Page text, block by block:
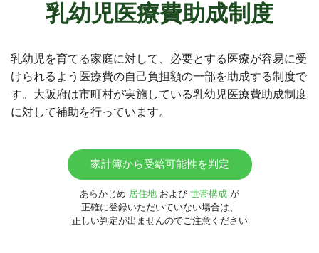
乳幼児医療費助成制度
乳幼児を育てる家庭に対して、必要とする医療が容易に受
けられるよう医療費の自己負担額の一部を助成する制度で
す。大阪府は市町村が実施している乳幼児医療費助成制度
に対して補助を行っています。
家計簿から受給可能性を判定
あらかじめ 居住地 および 世帯構成 が
正確に登録いただいていない場合は、
正しい判定が出ませんのでご注意ください